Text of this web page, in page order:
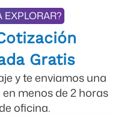
EXPLORAR?
Gratis
y te enviamos una
menos de 2 horas
oficina.